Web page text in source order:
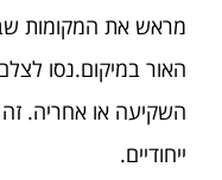
מראש את המקומות
האור במיקום.נסו
השקיעה או אחריה. זה
ייחודיים.